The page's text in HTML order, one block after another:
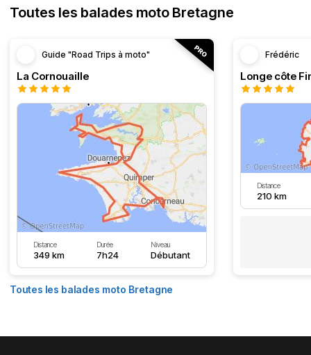
Toutes les balades moto Bretagne
Guide "Road Trips à moto"
La Cornouaille
Distance
349 km
Durée
7h24
Niveau
Débutant
Frédéric
Distance
210 km
Toutes les balades moto Bretagne